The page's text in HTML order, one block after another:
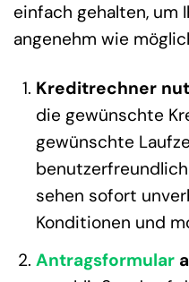
einfach gehalten, um
angenehm wie
Kreditrechner
die gewünschte
gewünschte
sehen sofort
Konditionen und
Antragsformular